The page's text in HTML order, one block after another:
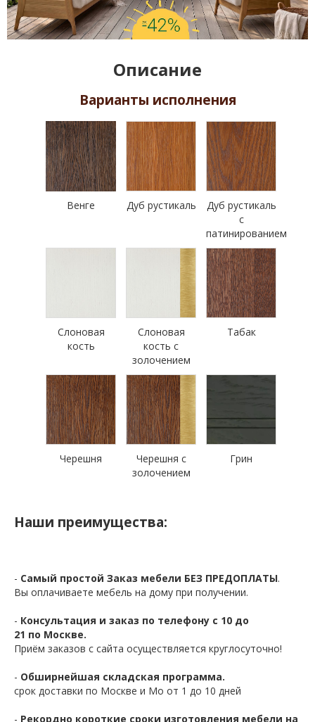
Описание
Варианты исполнения
Венге Дуб рустикаль
Дуб рустикаль
с
патинированием
Слоновая
кость
Слоновая
кость с
золочением
Табак
Черешня
Черешня с
золочением
Грин
Наши преимущества:
- Самый простой Заказ мебели БЕЗ ПРЕДОПЛАТЫ.
Вы оплачиваете мебель на дому при получении.
- Консультация и заказ по телефону с 10 до
21 по Москве.
Приём заказов с сайта осуществляется круглосуточно!
- Обширнейшая складская программа.
срок доставки по Москве и Мо от 1 до 10 дней
- Рекордно короткие сроки изготовления мебели на